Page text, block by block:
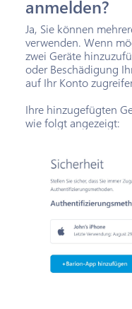
anmelden?
Ja, Sie können
verwenden. Wenn
zwei Geräte
oder Beschädigung
auf Ihr Konto
Ihre hinzugefügten
wie folgt angezeigt: